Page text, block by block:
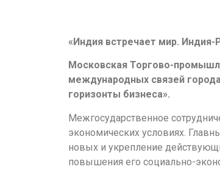
«Индия встречает мир.
Московская Торгово-
международных связей
горизонты бизнеса».
Межгосударственное
экономических условиях.
новых и укрепление
повышения его социально-